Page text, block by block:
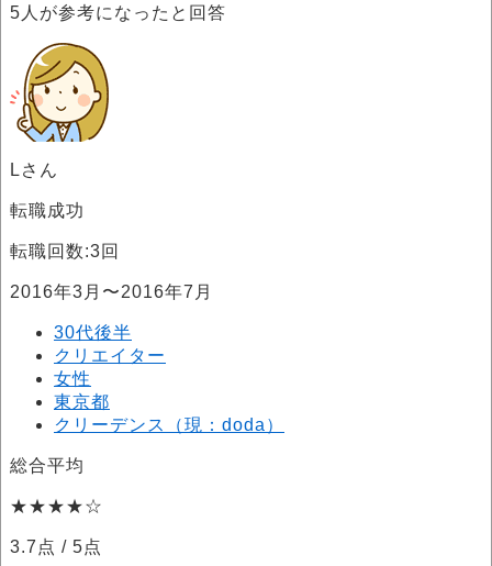
5 人が参考になったと回答
Lさん
転職成功
転職回数:3回
2016年3月〜2016年7月
30代後半
クリエイター
女性
東京都
クリーデンス（現：doda）
総合平均
★★★★☆
3.7点 / 5点